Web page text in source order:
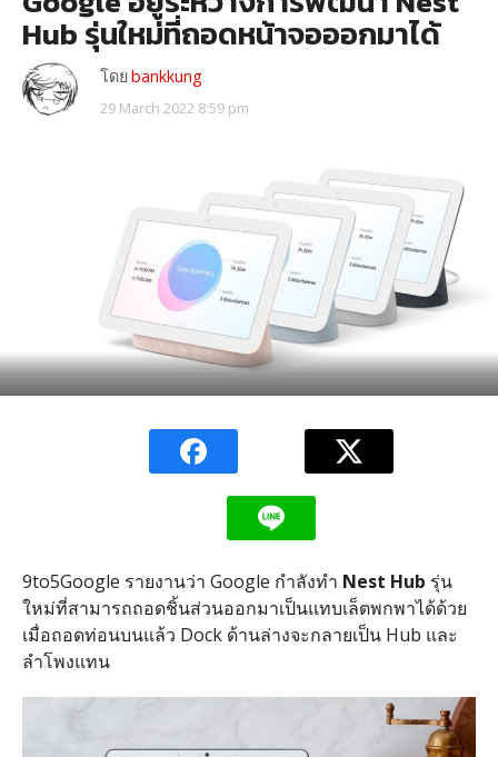
Hub รุ่นใหม่ที่ถอดหน้าจอออกมาได้
โดยbankkung
29 March 2022 8:59 pm
9to5Google รายงานว่า Google กำลังทำ Nest Hub รุ่น
ใหม่ที่สามารถถอดชิ้นส่วนออกมาเป็นแทบเล็ตพกพาได้ด้วย
เมื่อถอดท่อนบนแล้ว Dock ด้านล่างจะกลายเป็น Hub และ
ลำโพงแทน